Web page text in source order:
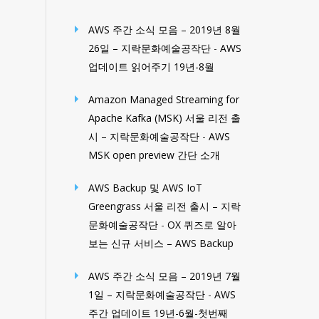
AWS 주간 소식 모음 – 2019년 8월
26일 – 지락문화예술공작단 - AWS
업데이트 읽어주기 19년-8월
Amazon Managed Streaming for
Apache Kafka (MSK) 서울 리전 출
시 – 지락문화예술공작단 - AWS
MSK open preview 간단 소개
AWS Backup 및 AWS IoT
Greengrass 서울 리전 출시 – 지락
문화예술공작단 - OX 퀴즈로 알아
보는 신규 서비스 – AWS Backup
AWS 주간 소식 모음 – 2019년 7월
1일 – 지락문화예술공작단 - AWS
주간 업데이트 19년-6월-첫번째